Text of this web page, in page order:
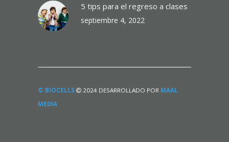
5 tips para el regreso a clases
septiembre 4, 2022
© BIOCELLS 2024 DESARROLLADO POR MAAL
MEDIA